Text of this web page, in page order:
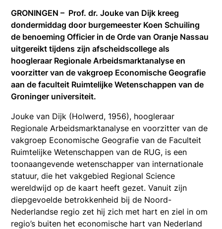
GRONINGEN – Prof. dr. Jouke van Dijk kreeg
dondermiddag door burgemeester Koen Schuiling
de benoeming Officier in de Orde van Oranje Nassau
uitgereikt tijdens zijn afscheidscollege als
hoogleraar Regionale Arbeidsmarktanalyse en
voorzitter van de vakgroep Economische Geografie
aan de faculteit Ruimtelijke Wetenschappen van de
Groninger universiteit.
Jouke van Dijk (Holwerd, 1956), hoogleraar
Regionale Arbeidsmarktanalyse en voorzitter van de
vakgroep Economische Geografie van de Faculteit
Ruimtelijke Wetenschappen van de RUG, is een
toonaangevende wetenschapper van internationale
statuur, die het vakgebied Regional Science
wereldwijd op de kaart heeft gezet. Vanuit zijn
diepgevoelde betrokkenheid bij de Noord-
Nederlandse regio zet hij zich met hart en ziel in om
regio’s buiten het economische hart van Nederland